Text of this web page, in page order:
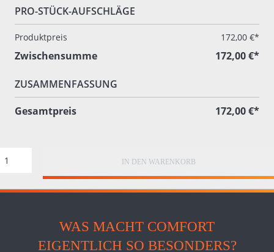
PRO-STÜCK-AUFSCHLÄGE
Produktpreis 172,00 €*
Zwischensumme 172,00 €*
ZUSAMMENFASSUNG
Gesamtpreis
172,00 €*
IN DEN WARENKORB
WAS MACHT COMFORT
EIGENTLICH SO BESONDERS?